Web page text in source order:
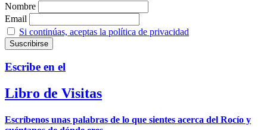
Nombre
Email
Si continúas, aceptas la política de privacidad
Escribe en el
Libro de Visitas
Escríbenos unas palabras de lo que sientes acerca del Rocío y